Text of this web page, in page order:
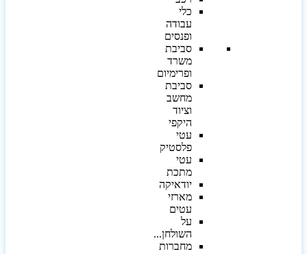
כלי
עבודה
ופנסים
סביבת
משרד
ופרימיום
סביבת
מחשב
וציוד
היקפי
עטי
פלסטיק
עטי
מתכת
יודאיקה
מארזי
עטים
על
השולחן...
מחברות